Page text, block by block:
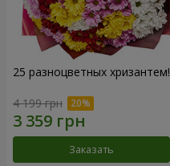
25 разноцветных хризантем!
4 199 грн
Заказать